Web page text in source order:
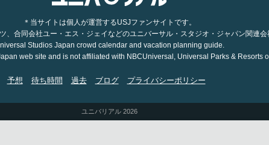
＊当サイトは個人が運営するUSJファンサイトです。
、合同会社ユー・エス・ジェイなどのユニバーサル・スタジオ・ジャパン関連会
Studios Japan crowd calendar and vacation planning guide.
web site and is not affiliated with NBCUniversal, Universal Parks & Resorts
予想 待ち時間 過去 ブログ プライバシーポリシー
ユニバリアル 2026